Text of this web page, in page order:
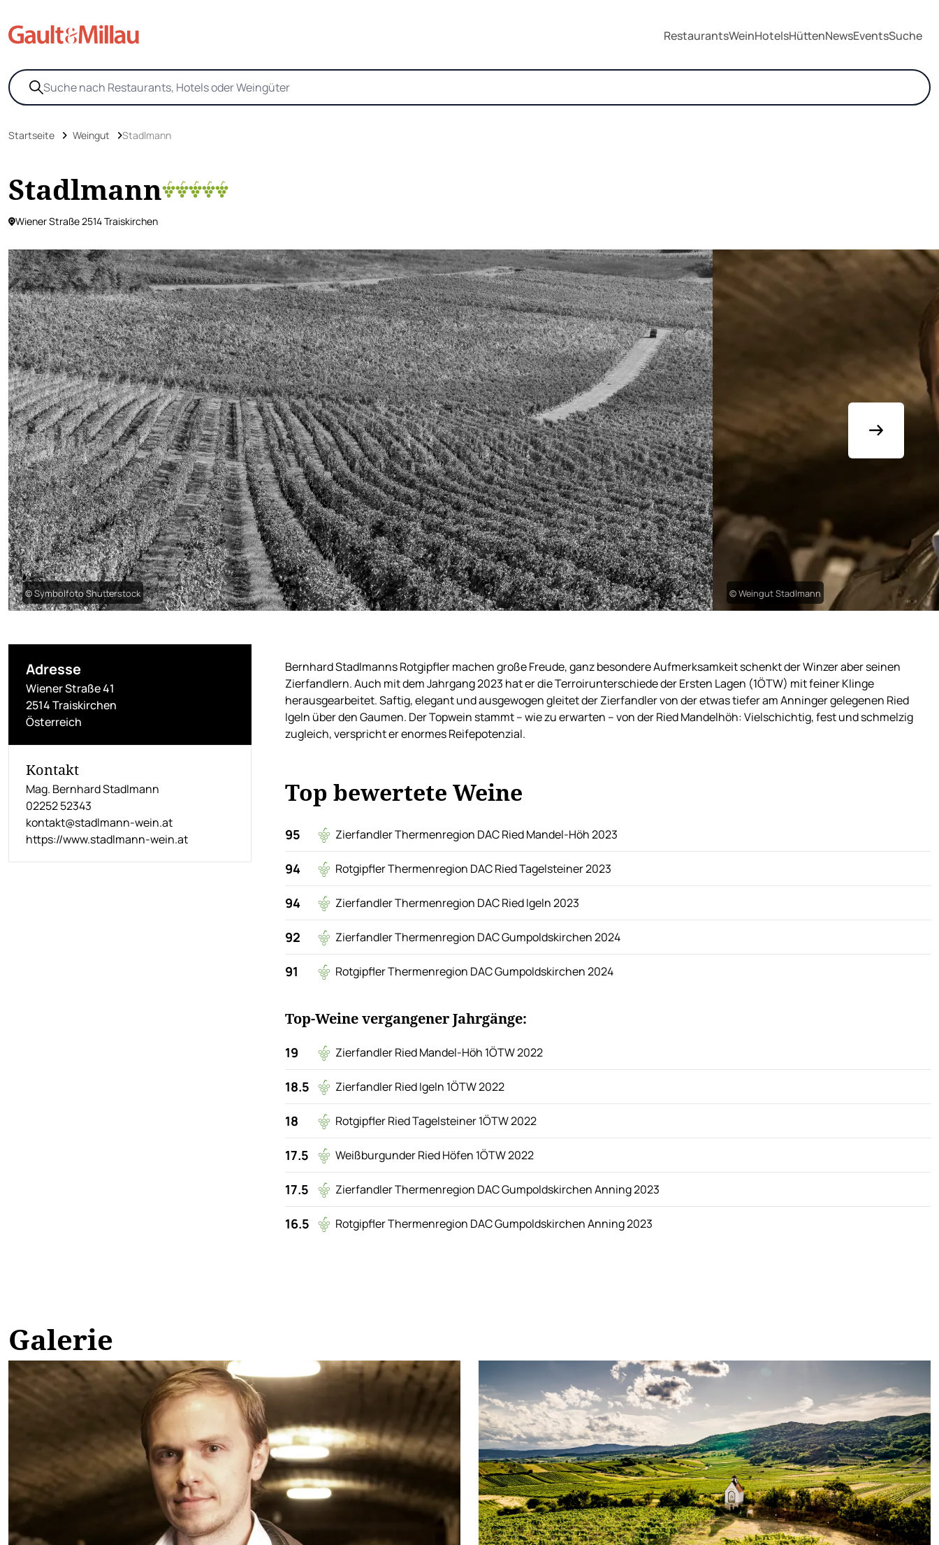
RestaurantsWeinHotelsHüttenNewsEventsSuche
Startseite Weingut Stadlmann
Stadlmann
Wiener Straße 2514 Traiskirchen
© Symbolfoto Shutterstock © Weingut Stadlmann
Adresse
Wiener Straße 41
2514 Traiskirchen
Österreich
Kontakt
Mag. Bernhard Stadlmann
02252 52343
kontakt@stadlmann-wein.at
https://www.stadlmann-wein.at
Bernhard Stadlmanns Rotgipfler machen große Freude, ganz besondere Aufmerksamkeit schenkt der Winzer aber seinen
Zierfandlern. Auch mit dem Jahrgang 2023 hat er die Terroirunterschiede der Ersten Lagen (1ÖTW) mit feiner Klinge
herausgearbeitet. Saftig, elegant und ausgewogen gleitet der Zierfandler von der etwas tiefer am Anninger gelegenen Ried
Igeln über den Gaumen. Der Topwein stammt – wie zu erwarten – von der Ried Mandelhöh: Vielschichtig, fest und schmelzig
zugleich, verspricht er enormes Reifepotenzial.
Top bewertete Weine
95 Zierfandler Thermenregion DAC Ried Mandel-Höh 2023
94 Rotgipfler Thermenregion DAC Ried Tagelsteiner 2023
94 Zierfandler Thermenregion DAC Ried Igeln 2023
92 Zierfandler Thermenregion DAC Gumpoldskirchen 2024
91 Rotgipfler Thermenregion DAC Gumpoldskirchen 2024
Top-Weine vergangener Jahrgänge:
19 Zierfandler Ried Mandel-Höh 1ÖTW 2022
18.5 Zierfandler Ried Igeln 1ÖTW 2022
18 Rotgipfler Ried Tagelsteiner 1ÖTW 2022
17.5 Weißburgunder Ried Höfen 1ÖTW 2022
17.5 Zierfandler Thermenregion DAC Gumpoldskirchen Anning 2023
16.5 Rotgipfler Thermenregion DAC Gumpoldskirchen Anning 2023
Galerie